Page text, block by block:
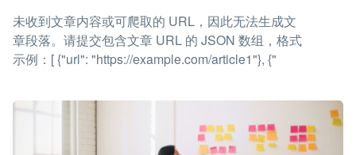
未收到文章内容或可爬取的 URL，因此无法生成文
章段落。请提交包含文章 URL 的 JSON 数组，格式
示例：[ {"url": "https://example.com/article1"}, {"